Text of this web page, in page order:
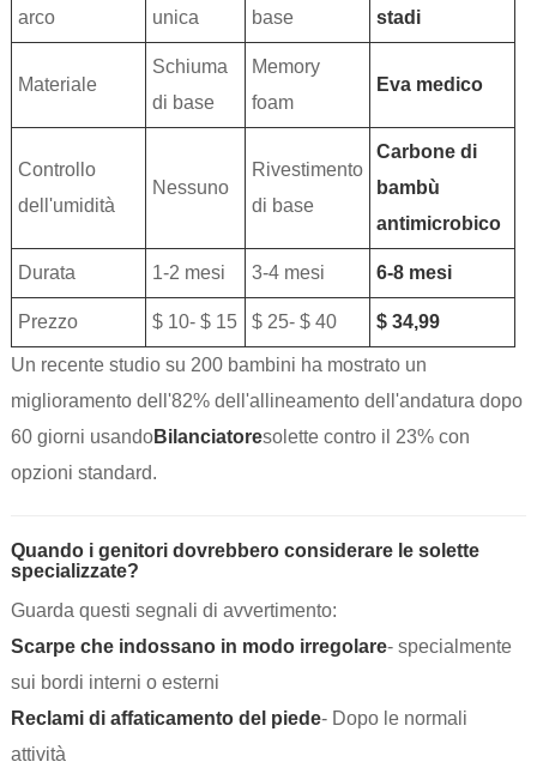
arco unica base stadi
Materiale
Schiuma
di base
Memory
foam
Eva medico
Controllo
dell'umidità
Nessuno
Rivestimento
di base
Carbone di
bambù
antimicrobico
Durata 1-2 mesi 3-4 mesi 6-8 mesi
Prezzo $ 10- $ 15 $ 25- $ 40 $ 34,99
Un recente studio su 200 bambini ha mostrato un
miglioramento dell'82% dell'allineamento dell'andatura dopo
60 giorni usandoBilanciatoresolette contro il 23% con
opzioni standard.
Quando i genitori dovrebbero considerare le solette
specializzate?
Guarda questi segnali di avvertimento:
Scarpe che indossano in modo irregolare- specialmente
sui bordi interni o esterni
Reclami di affaticamento del piede- Dopo le normali
attività